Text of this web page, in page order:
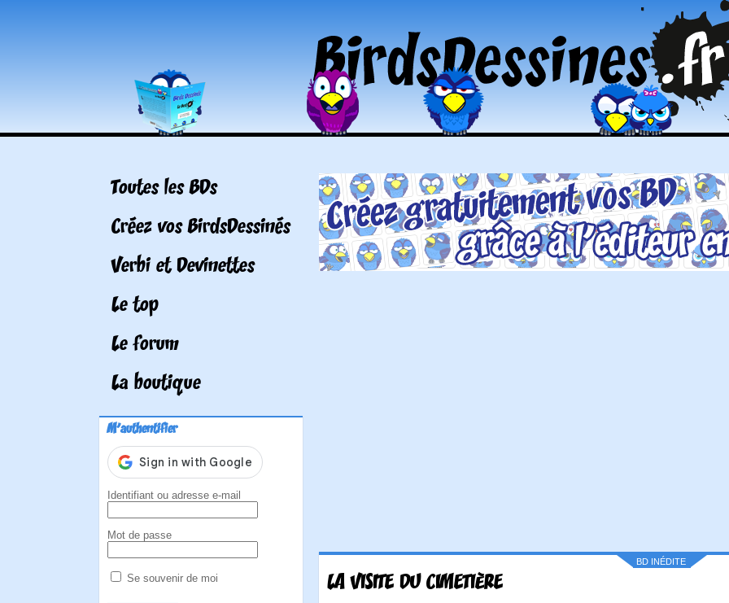
Toutes les BDs
Créez vos BirdsDessinés
Verbi et Devinettes
Le top
Le forum
La boutique
M'authentifier
Identifiant ou adresse e-mail
Mot de passe
Se souvenir de moi
BD INÉDITE
LA VISITE DU CIMETIÈRE